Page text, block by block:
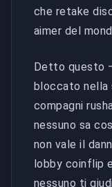
che retake
aimer del
Detto questo
bloccato nella
compagni
nessuno sa
non vale il
lobby coinflip
nessuno ti